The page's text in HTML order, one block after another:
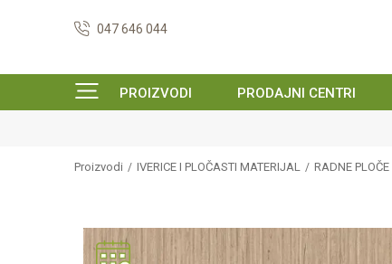
047 646 044
PROIZVODI PRODAJNI CENTRI
Proizvodi IVERICE I PLOČASTI MATERIJAL RADNE PLOČE